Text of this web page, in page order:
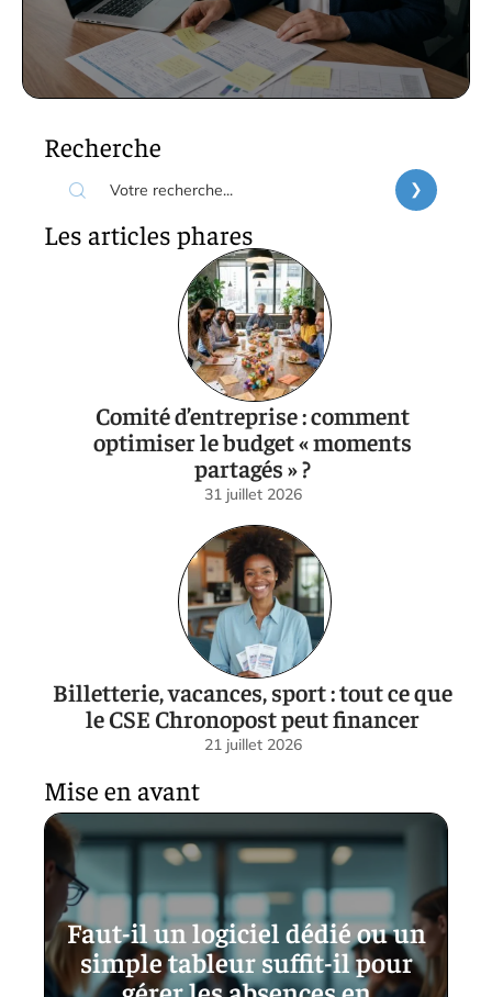
Recherche
Les articles phares
Comité d’entreprise : comment
optimiser le budget « moments
partagés » ?
31 juillet 2026
Billetterie, vacances, sport : tout ce que
le CSE Chronopost peut financer
21 juillet 2026
Mise en avant
Faut-il un logiciel dédié ou un
simple tableur suffit-il pour